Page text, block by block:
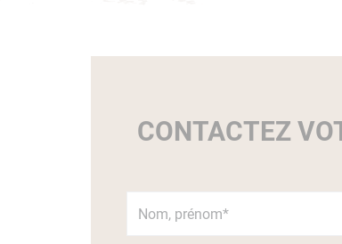
CONTACTEZ